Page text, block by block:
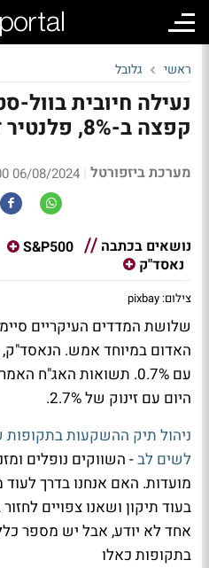
ראשי גלובל
נעילה חיובית בוול-
קפצה ב-8%, פלנטיר זינקה ב-10%
מערכת ביזפורטל |
06/08/2024 23:00
נושאים בכתבה S&P500
נאסד"ק
צילום: pixbay
שלושת המדדים העיקריים
היום עם זינוק של 2.7%.
ניהול תיק ההשקעות בתקופות
לשים לב- השווקים נופלים
מועדות. האם אנחנו בדרך
בעוד תיקון ושאנו צפויים
אחד לא יודע, אבל יש מספר
בתקופות כאלו